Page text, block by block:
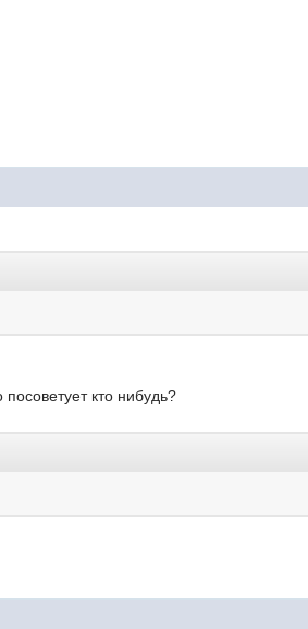
кто нибудь?